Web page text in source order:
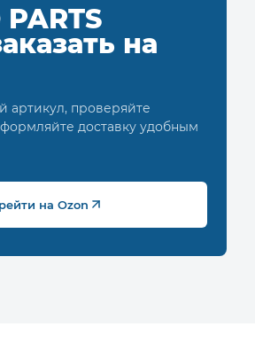
PARTS
на
артикул, проверяйте
доставку удобным
на Ozon